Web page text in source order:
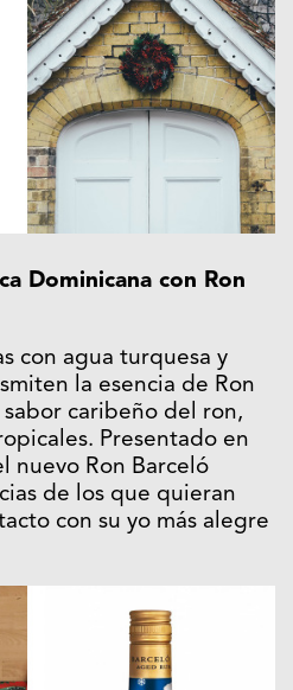
Dominicana con Ron
con agua turquesa y
la esencia de Ron
sabor caribeño del ron,
Presentado en
nuevo Ron Barceló
de los que quieran
con su yo más alegre